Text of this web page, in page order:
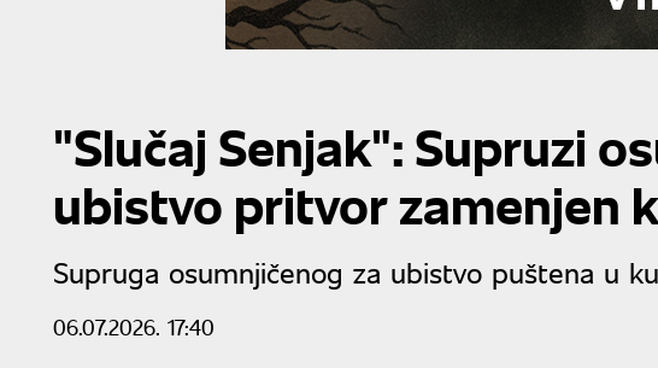
"Slučaj Senjak": Supruzi
ubistvo pritvor zamenjen
Supruga osumnjičenog za ubistvo puštena u
06.07.2026. 17:40